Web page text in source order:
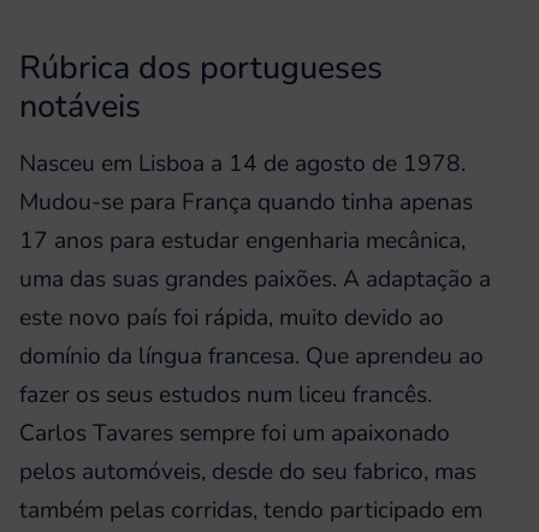
Rúbrica dos portugueses
notáveis
Nasceu em Lisboa a 14 de agosto de 1978.
Mudou-se para França quando tinha apenas
17 anos para estudar engenharia mecânica,
uma das suas grandes paixões. A adaptação a
este novo país foi rápida, muito devido ao
domínio da língua francesa. Que aprendeu ao
fazer os seus estudos num liceu francês.
Carlos Tavares sempre foi um apaixonado
pelos automóveis, desde do seu fabrico, mas
também pelas corridas, tendo participado em